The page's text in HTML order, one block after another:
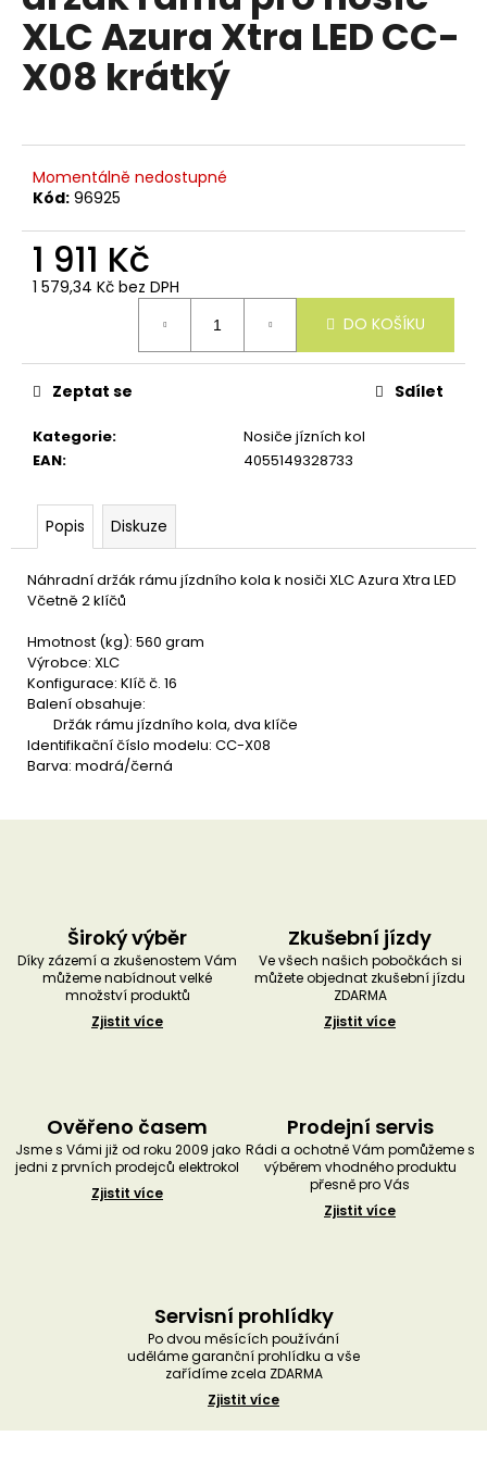
0,0
z
5
hvězdiček.
XLC Azura Xtra LED CC-
X08 krátký
Momentálně nedostupné
Kód: 96925
1 911 Kč
1 579,34 Kč bez DPH
DO KOŠÍKU
Kategorie:
Nosiče jízních kol
EAN: 4055149328733
Zeptat se Sdílet
Popis Diskuze
Náhradní držák rámu jízdního kola k nosiči XLC Azura Xtra LED
Včetně 2 klíčů
Hmotnost (kg): 560 gram
Výrobce: XLC
Konfigurace: Klíč č. 16
Balení obsahuje:
Držák rámu jízdního kola, dva klíče
Identifikační číslo modelu: CC-X08
Barva: modrá/černá
Široký výběr
Díky zázemí a zkušenostem Vám
můžeme nabídnout velké
množství produktů
Zjistit více
Zkušební jízdy
Ve všech našich pobočkách si
můžete objednat zkušební jízdu
ZDARMA
Zjistit více
Ověřeno časem
Jsme s Vámi již od roku 2009 jako
jedni z prvních prodejců elektrokol
Zjistit více
Prodejní servis
Rádi a ochotně Vám pomůžeme s
výběrem vhodného produktu
přesně pro Vás
Zjistit více
Servisní prohlídky
Po dvou měsících používání
uděláme garanční prohlídku a vše
zařídíme zcela ZDARMA
Zjistit více
n
a
j
t
?
HLEDAT
D
p
o
j
e
m